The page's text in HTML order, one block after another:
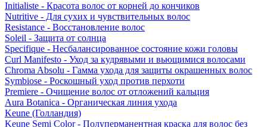
Initialiste - Красота волос от корней до кончиков
Nutritive - Для сухих и чувствительных волос
Resistance - Восстановление волос
Soleil - Защита от солнца
Specifique - Несбалансированное состояние кожи головы
Curl Manifesto - Уход за кудрявыми и вьющимися волосами
Chroma Absolu - Гамма ухода для защиты окрашенных волос
Symbiose - Роскошный уход против перхоти
Premiere - Очищение волос от отложений кальция
Aura Botanica - Органическая линия ухода
Keune (Голландия)
Keune Semi Color - Полуперманентная краска для волос без